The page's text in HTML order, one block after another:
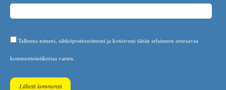
Tallenna nimeni, sähköpostiosoitteeni ja kotisivuni tähän selaimeen seuraavaa
kommentointikertaa varten.